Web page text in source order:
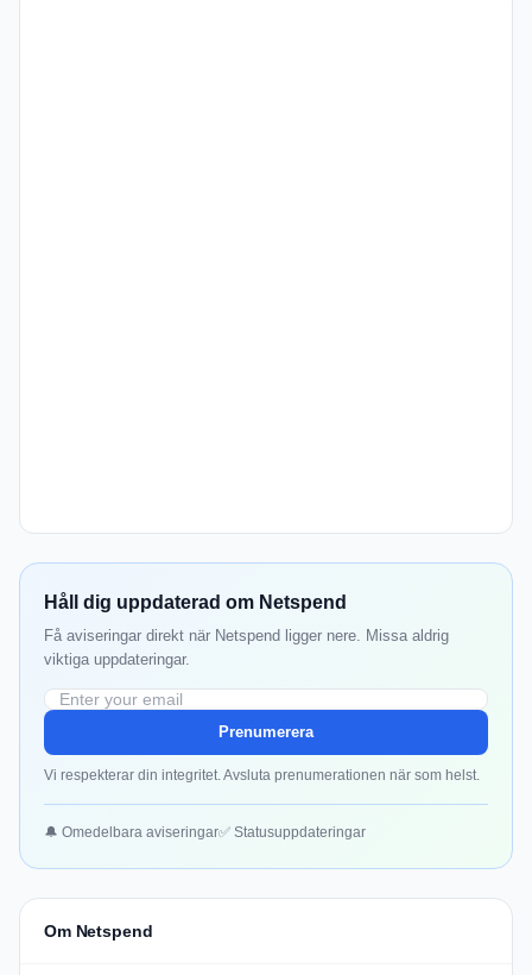
Håll dig uppdaterad om Netspend
Få aviseringar direkt när Netspend ligger nere. Missa aldrig
viktiga uppdateringar.
Prenumerera
Vi respekterar din integritet. Avsluta prenumerationen när som helst.
🔔 Omedelbara aviseringar✅ Statusuppdateringar
Om Netspend